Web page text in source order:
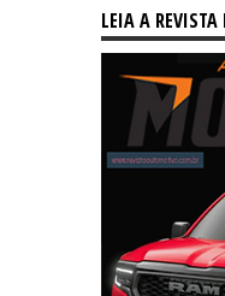
LEIA A REVISTA